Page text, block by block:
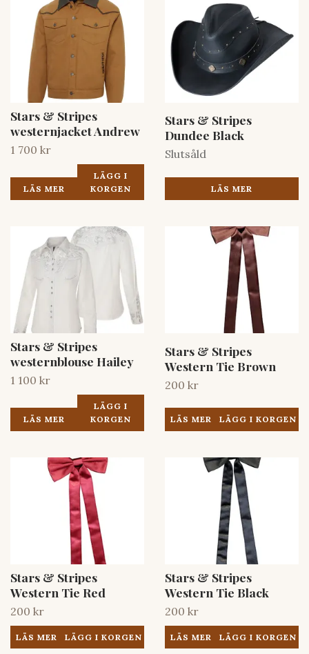
Stars & Stripes
westernjacket Andrew
1 700 kr
LÄS MER
LÄGG I
KORGEN
Stars & Stripes
Dundee Black
Slutsåld
LÄS MER
Stars & Stripes
westernblouse Hailey
1 100 kr
LÄS MER
LÄGG I
KORGEN
Stars & Stripes
Western Tie Brown
200 kr
LÄS MER
Stars & Stripes
Western Tie Red
200 kr
LÄS MER
Stars & Stripes
Western Tie Black
200 kr
LÄS MER